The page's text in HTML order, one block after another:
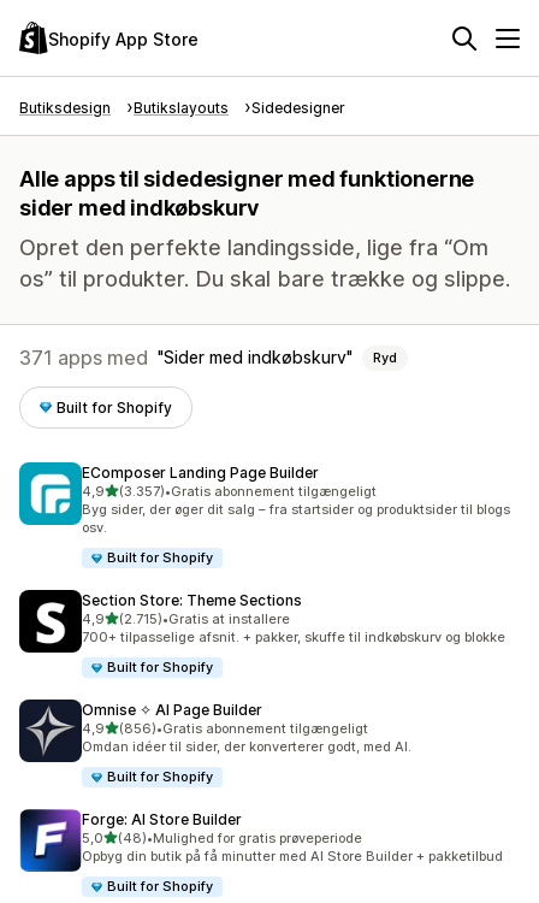
Shopify App Store
Butiksdesign Butikslayouts Sidedesigner
Alle apps til sidedesigner med funktionerne
sider med indkøbskurv
Opret den perfekte landingsside, lige fra “Om
os” til produkter. Du skal bare trække og slippe.
371 apps med Sider med indkøbskurv Ryd
Built for Shopify
EComposer Landing Page Builder
4,9ud af 5 stjerner
(3.357)
3357 anmeldelser i alt
•Gratis abonnement tilgængeligt
Byg sider, der øger dit salg – fra startsider og produktsider til blogs
osv.
Built for Shopify
Section Store: Theme Sections
4,9ud af 5 stjerner
(2.715)
2715 anmeldelser i alt
•Gratis at installere
700+ tilpasselige afsnit. + pakker, skuffe til indkøbskurv og blokke
Built for Shopify
Omnise ✧ AI Page Builder
4,9ud af 5 stjerner
(856)
856 anmeldelser i alt
•Gratis abonnement tilgængeligt
Omdan idéer til sider, der konverterer godt, med AI.
Built for Shopify
Forge: AI Store Builder
5,0ud af 5 stjerner
(48)
48 anmeldelser i alt
•Mulighed for gratis prøveperiode
Opbyg din butik på få minutter med AI Store Builder + pakketilbud
Built for Shopify